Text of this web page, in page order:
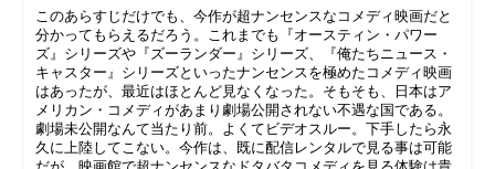
このあらすじだけでも、今作が超ナンセンスなコメディ映画だと
分かってもらえるだろう。これまでも『オースティン・パワー
ズ』シリーズや『ズーランダー』シリーズ、『俺たちニュース・
キャスター』シリーズといったナンセンスを極めたコメディ映画
はあったが、最近はほとんど見なくなった。そもそも、日本はア
メリカン・コメディがあまり劇場公開されない不遇な国である。
劇場未公開なんて当たり前。よくてビデオスルー。下手したら永
久に上陸してこない。今作は、既に配信レンタルで見る事は可能